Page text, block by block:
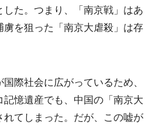
た。つまり、「南京戦」はあ
虜を狙った「南京大虐殺」は存
際社会に広がっているため、
憶遺産でも、中国の「南京大
れてしまった。だが、この嘘が